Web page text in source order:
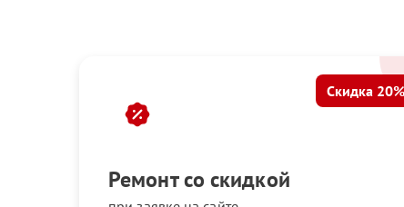
Ремонт со скидкой
Скидка 20%